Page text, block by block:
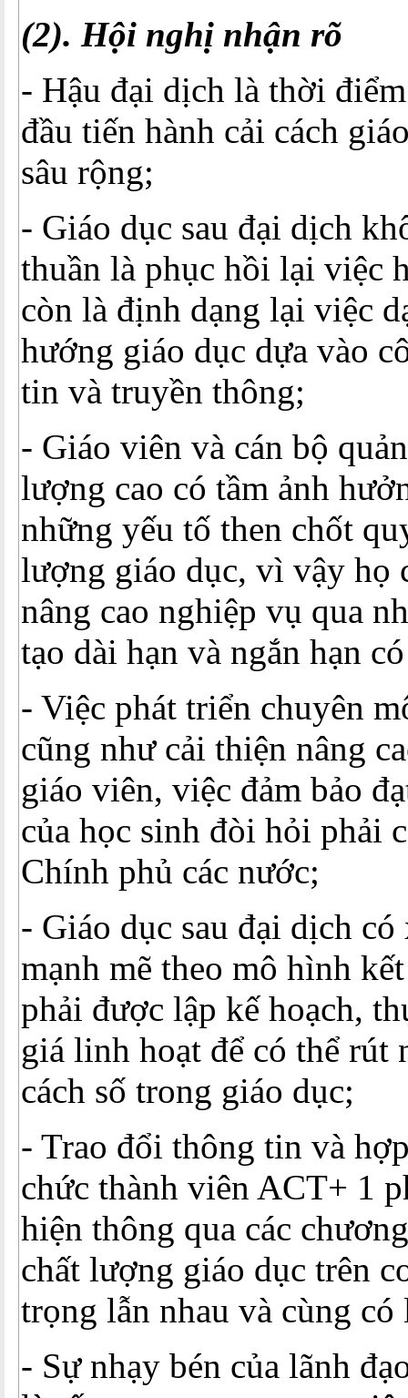
(2). Hội nghị nhận rõ
- Hậu đại dịch là thời
đầu tiến hành cải cách
sâu rộng;
- Giáo dục sau đại dịch
thuần là phục hồi lại việc
còn là định dạng lại việc
hướng giáo dục dựa vào
tin và truyền thông;
- Giáo viên và cán bộ
lượng cao có tầm ảnh
những yếu tố then chốt
lượng giáo dục, vì vậy họ
nâng cao nghiệp vụ qua
tạo dài hạn và ngắn hạn
- Việc phát triển chuyên
cũng như cải thiện nâng
giáo viên, việc đảm bảo
của học sinh đòi hỏi phải
Chính phủ các nước;
- Giáo dục sau đại dịch
mạnh mẽ theo mô hình
phải được lập kế hoạch,
giá linh hoạt để có thể rút
cách số trong giáo dục;
- Trao đổi thông tin và
chức thành viên ACT+ 1
hiện thông qua các
chất lượng giáo dục trên
trọng lẫn nhau và cùng
- Sự nhạy bén của lãnh